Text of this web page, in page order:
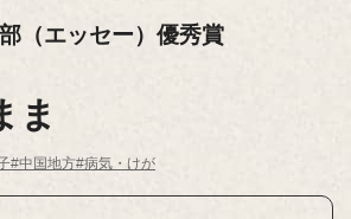
（エッセー）優秀賞
ま
#中国地方#病気・けが